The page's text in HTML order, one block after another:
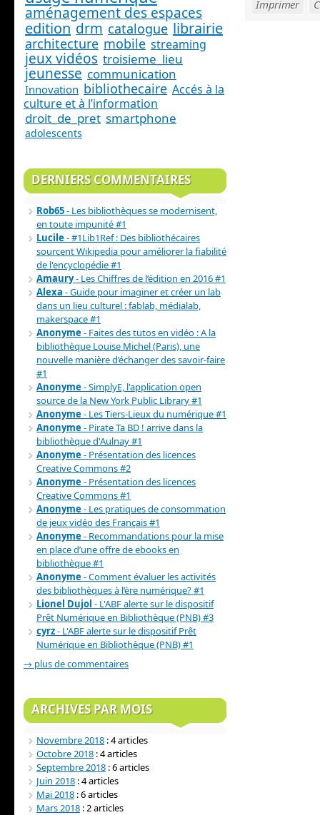
Imprimer
aménagement des espaces
edition drm catalogue librairie
architecture mobile streaming
jeux vidéos troisieme_lieu
jeunesse communication
Innovation bibliothecaire Accés à la
culture et à l’information
droit_de_pret smartphone
adolescents
DERNIERS COMMENTAIRES
Rob65- Les bibliothèques se modernisent,
en toute impunité #1
Lucile- #1Lib1Ref : Des bibliothécaires
sourcent Wikipedia pour améliorer la fiabilité
de l'encyclopédie #1
Amaury- Les Chiffres de l’édition en 2016 #1
Alexa - Guide pour imaginer et créer un lab
dans un lieu culturel : fablab, médialab,
makerspace #1
Anonyme- Faites des tutos en vidéo : A la
bibliothèque Louise Michel (Paris), une
nouvelle manière d’échanger des savoir-faire
#1
Anonyme- SimplyE, l'application open
source de la New York Public Library #1
Anonyme- Les Tiers-Lieux du numérique #1
Anonyme- Pirate Ta BD ! arrive dans la
bibliothèque d'Aulnay #1
Anonyme- Présentation des licences
Creative Commons #2
Anonyme- Présentation des licences
Creative Commons #1
Anonyme- Les pratiques de consommation
de jeux vidéo des Français #1
Anonyme- Recommandations pour la mise
en place d’une offre de ebooks en
bibliothèque #1
Anonyme- Comment évaluer les activités
des bibliothèques à l’ère numérique? #1
Lionel Dujol - L'ABF alerte sur le dispositif
Prêt Numérique en Bibliothèque (PNB) #3
cyrz- L'ABF alerte sur le dispositif Prêt
Numérique en Bibliothèque (PNB) #1
→ plus de commentaires
ARCHIVES PAR MOIS
Novembre 2018 : 4 articles
Octobre 2018 : 4 articles
Septembre 2018 : 6 articles
Juin 2018 : 4 articles
Mai 2018 : 6 articles
Mars 2018 : 2 articles